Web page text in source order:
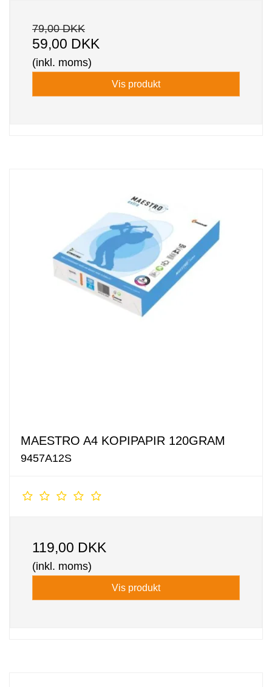
79,00 DKK
59,00 DKK
(inkl. moms)
Vis produkt
MAESTRO A4 KOPIPAPIR 120GRAM
9457A12S
119,00 DKK
(inkl. moms)
Vis produkt